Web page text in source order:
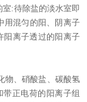
:待除盐的淡水室即
用混匀的阳、阴离子
阳离子透过的阳离子
、硝酸盐、碳酸氢
正电荷的阳离子组